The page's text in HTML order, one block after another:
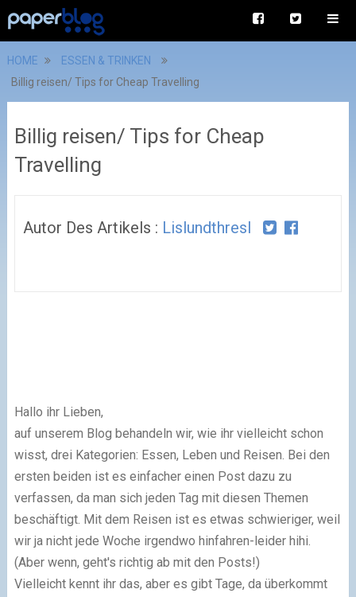
HOME
ESSEN & TRINKEN
Billig reisen/ Tips for Cheap Travelling
Billig reisen/ Tips for Cheap
Travelling
Autor Des Artikels : Lislundthresl
Hallo ihr Lieben,
auf unserem Blog behandeln wir, wie ihr vielleicht schon
wisst, drei Kategorien: Essen, Leben und Reisen. Bei den
ersten beiden ist es einfacher einen Post dazu zu
verfassen, da man sich jeden Tag mit diesen Themen
beschäftigt. Mit dem Reisen ist es etwas schwieriger, weil
wir ja nicht jede Woche irgendwo hinfahren-leider hihi.
(Aber wenn, geht's richtig ab mit den Posts!)
Vielleicht kennt ihr das, aber es gibt Tage, da überkommt